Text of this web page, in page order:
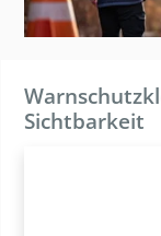
Sichtbarkeit